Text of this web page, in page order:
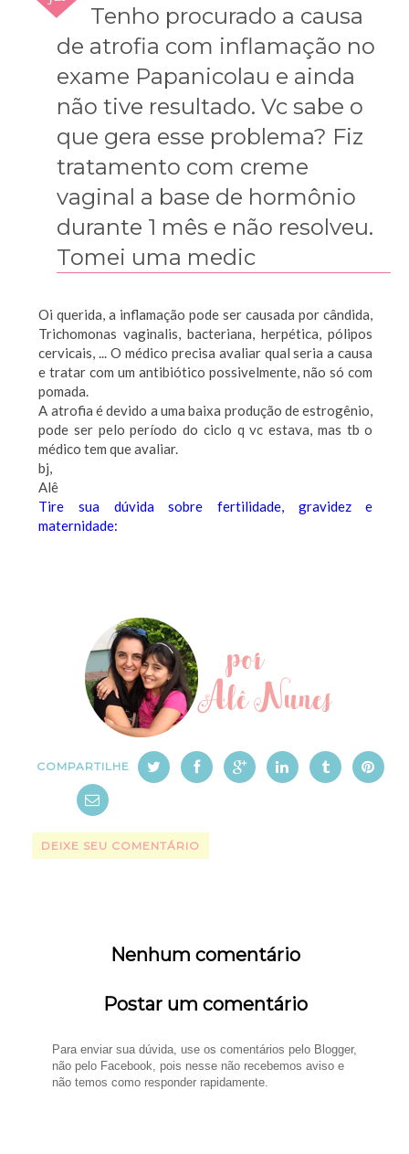
Tenho procurado a causa
de atrofia com inflamação no
exame Papanicolau e ainda
não tive resultado. Vc sabe o
que gera esse problema? Fiz
tratamento com creme
vaginal a base de hormônio
durante 1 mês e não resolveu.
Tomei uma medic
Oi querida, a inflamação pode ser causada por cândida,
Trichomonas vaginalis, bacteriana, herpética, pólipos
cervicais, ... O médico precisa avaliar qual seria a causa
e tratar com um antibiótico possivelmente, não só com
pomada.
A atrofia é devido a uma baixa produção de estrogênio,
pode ser pelo período do ciclo q vc estava, mas tb o
médico tem que avaliar.
bj,
Alê
Tire sua dúvida sobre fertilidade, gravidez e
maternidade:
COMPARTILHE
DEIXE SEU COMENTÁRIO
Nenhum comentário
Postar um comentário
Para enviar sua dúvida, use os comentários pelo Blogger,
não pelo Facebook, pois nesse não recebemos aviso e
não temos como responder rapidamente.